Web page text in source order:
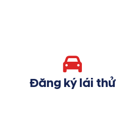
Đăng ký lái thử